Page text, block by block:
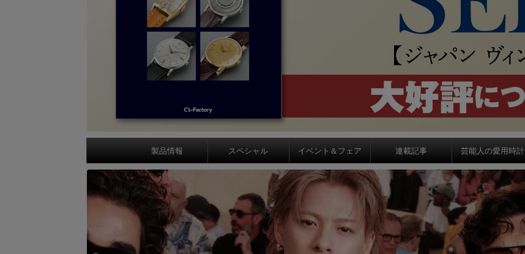
製品情報 スペシャル イベント＆フェア 連載記事 芸能人の愛用時計